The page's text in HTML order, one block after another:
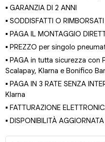
▪ GARANZIA DI 2 ANNI
▪ SODDISFATTI O RIMBORSATI
▪ PAGA IL MONTAGGIO
▪ PREZZO per singolo
▪ PAGA in tutta sicurezza con
Scalapay, Klarna e Bonifico
▪ PAGA IN 3 RATE SENZA
Klarna
▪ FATTURAZIONE
▪ DISPONIBILITÀ